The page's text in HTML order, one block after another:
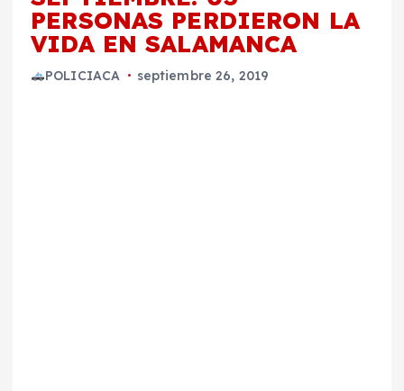
PERSONAS PERDIERON LA
VIDA EN SALAMANCA
POLICIACA septiembre 26, 2019